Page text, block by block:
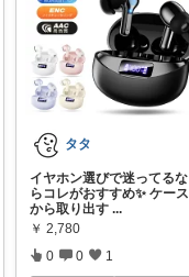
タタ
イヤホン選びで迷ってるな
らコレがおすすめ✨ ケース
から取り出す ...
￥ 2,780
0 0 1